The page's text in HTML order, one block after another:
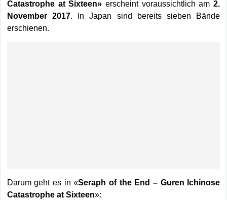
Catastrophe at Sixteen» erscheint voraussichtlich am2.
November 2017. In Japan sind bereits sieben Bände
erschienen.
Darum geht es in «Seraph of the End – Guren Ichinose
Catastrophe at Sixteen»: